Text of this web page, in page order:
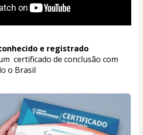
e registrado
certificado de conclusão com
o Brasil